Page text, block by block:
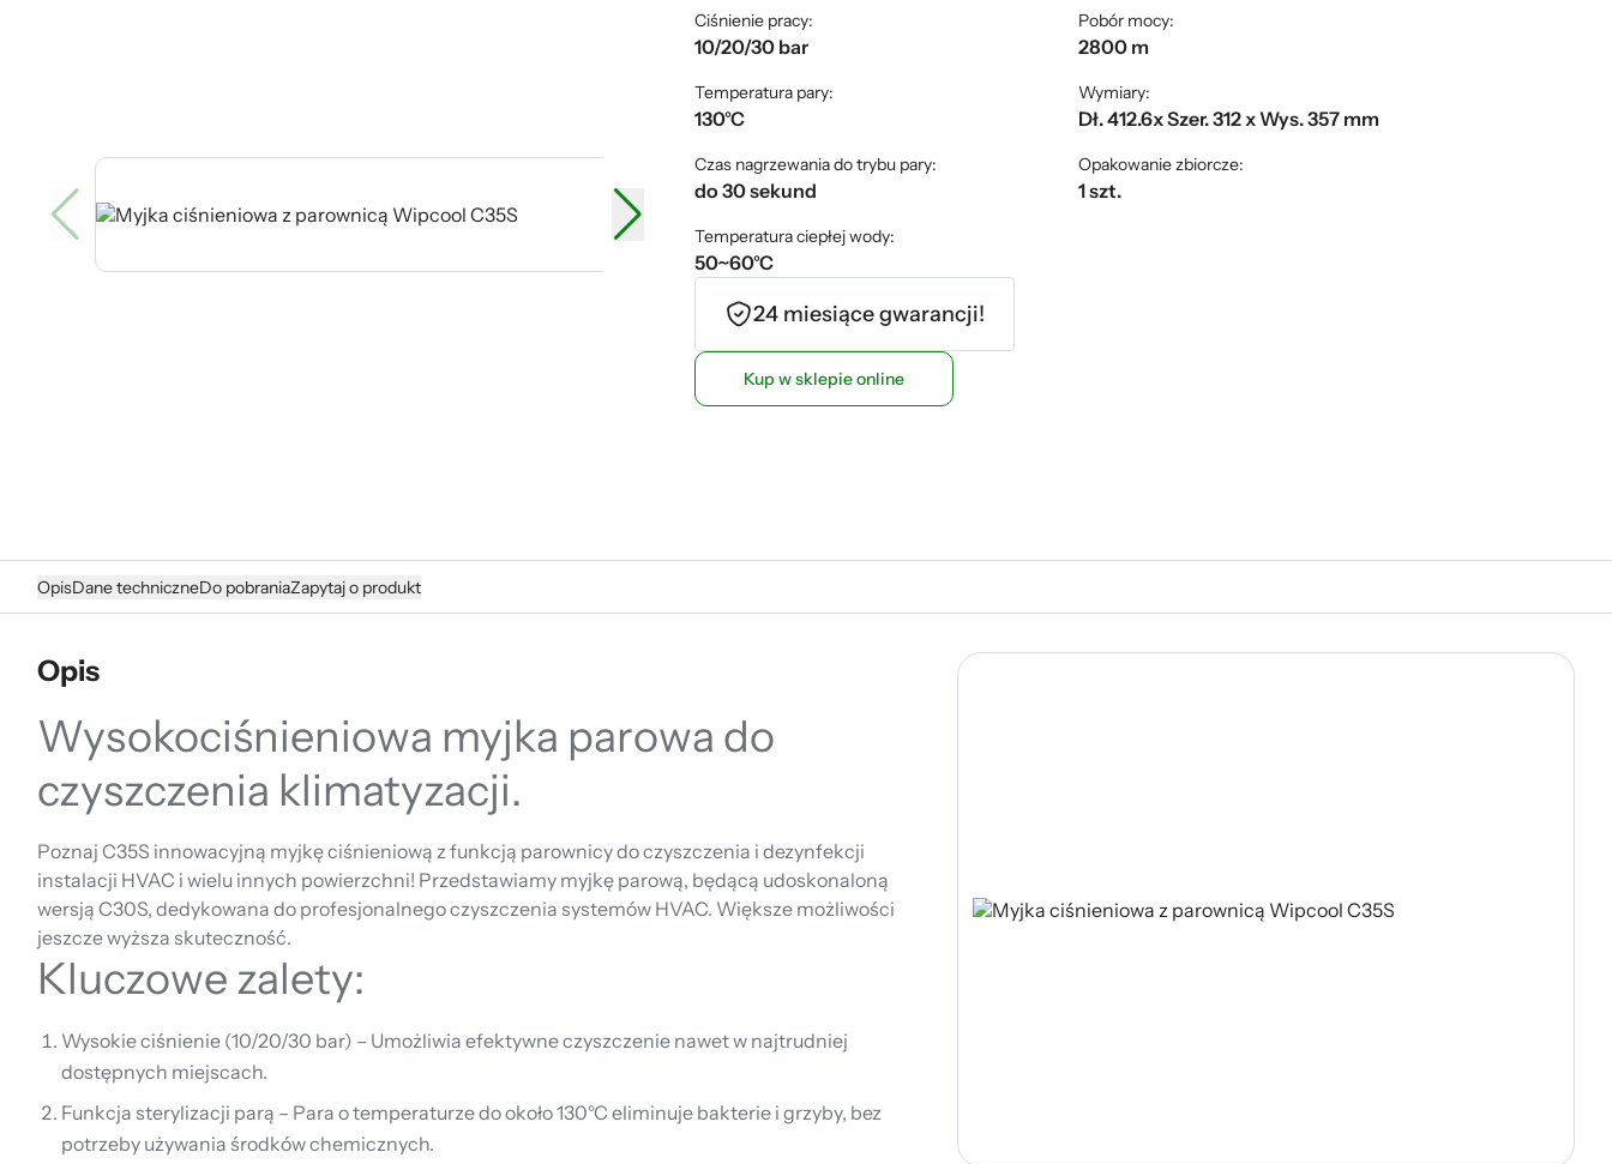
Ciśnienie pracy:
10/20/30 bar
Temperatura pary:
130°C
Czas nagrzewania do trybu pary:
do 30 sekund
Temperatura ciepłej wody:
50~60°C
Pobór mocy:
2800 m
Wymiary:
Dł. 412.6x Szer. 312 x Wys. 357 mm
Opakowanie zbiorcze:
1 szt.
24 miesiące gwarancji!
Kup w sklepie online
OpisDane techniczneDo pobraniaZapytaj o produkt
Opis
Wysokociśnieniowa myjka parowa do
czyszczenia klimatyzacji.
Poznaj C35S innowacyjną myjkę ciśnieniową z funkcją parownicy do czyszczenia i dezynfekcji
instalacji HVAC i wielu innych powierzchni! Przedstawiamy myjkę parową, będącą udoskonaloną
wersją C30S, dedykowana do profesjonalnego czyszczenia systemów HVAC. Większe możliwości
jeszcze wyższa skuteczność.
Kluczowe zalety:
Wysokie ciśnienie (10/20/30 bar) – Umożliwia efektywne czyszczenie nawet w najtrudniej
dostępnych miejscach.
Funkcja sterylizacji parą – Para o temperaturze do około 130°C eliminuje bakterie i grzyby, bez
potrzeby używania środków chemicznych.